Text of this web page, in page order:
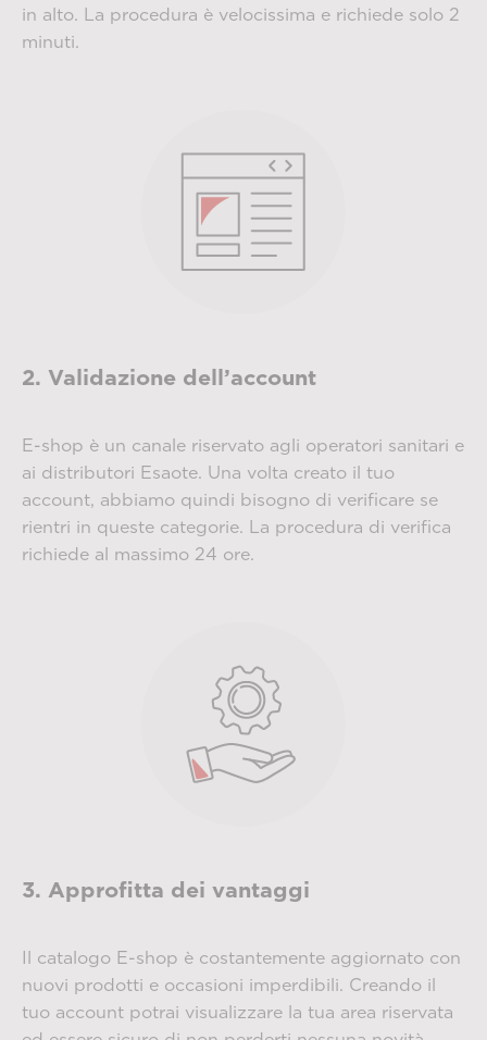
in alto. La procedura è velocissima e richiede solo 2
minuti.
2. Validazione dell’account
E-shop è un canale riservato agli operatori sanitari e
ai distributori Esaote. Una volta creato il tuo
account, abbiamo quindi bisogno di verificare se
rientri in queste categorie. La procedura di verifica
richiede al massimo 24 ore.
3. Approfitta dei vantaggi
Il catalogo E-shop è costantemente aggiornato con
nuovi prodotti e occasioni imperdibili. Creando il
tuo account potrai visualizzare la tua area riservata